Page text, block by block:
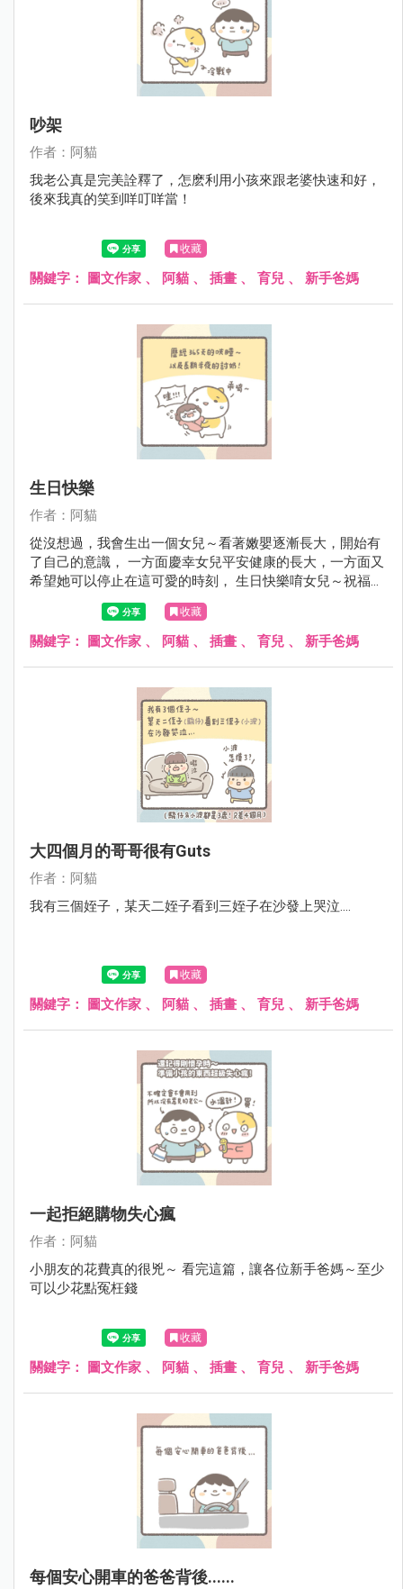
吵架
作者：阿貓
我老公真是完美詮釋了，怎麽利用小孩來跟老婆快速和好，
後來我真的笑到咩叮咩當！
收藏
關鍵字： 圖文作家 、 阿貓 、 插畫 、 育兒 、 新手爸媽
生日快樂
作者：阿貓
從沒想過，我會生出一個女兒～看著嫩嬰逐漸長大，開始有
了自己的意識， 一方面慶幸女兒平安健康的長大，一方面又
希望她可以停止在這可愛的時刻， 生日快樂唷女兒～祝福妳
平安健康繼續陽光開朗愛笑！
收藏
關鍵字： 圖文作家 、 阿貓 、 插畫 、 育兒 、 新手爸媽
大四個月的哥哥很有guts
作者：阿貓
我有三個姪子，某天二姪子看到三姪子在沙發上哭泣....
收藏
關鍵字： 圖文作家 、 阿貓 、 插畫 、 育兒 、 新手爸媽
一起拒絕購物失心瘋
作者：阿貓
小朋友的花費真的很兇～ 看完這篇，讓各位新手爸媽～至少
可以少花點冤枉錢
收藏
關鍵字： 圖文作家 、 阿貓 、 插畫 、 育兒 、 新手爸媽
每個安心開車的爸爸背後......